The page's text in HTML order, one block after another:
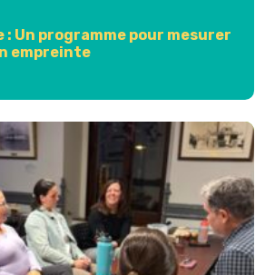
: Un programme pour mesurer
empreinte